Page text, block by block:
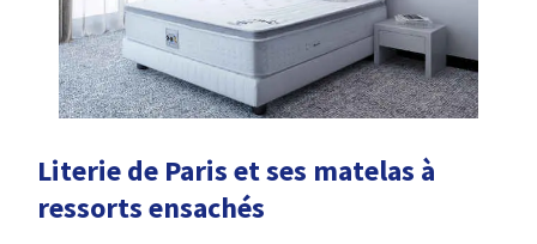
Literie de Paris et ses matelas à
ressorts ensachés